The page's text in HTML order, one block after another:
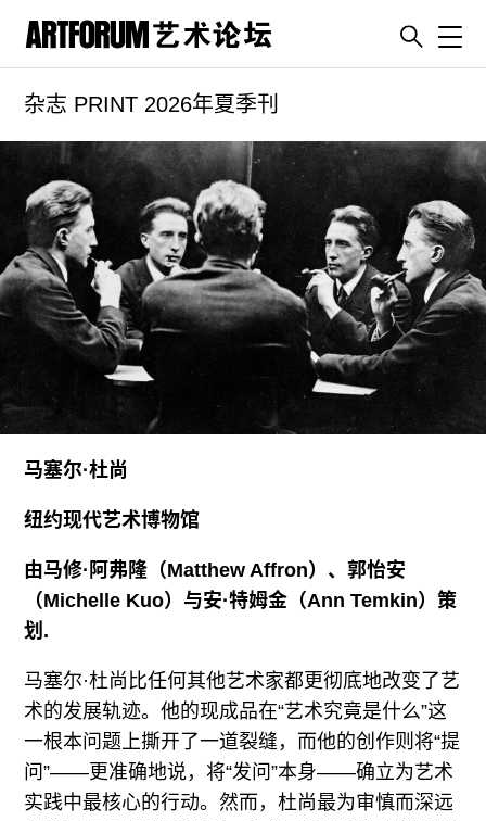
artguide
新闻
展评
杂志
专栏
视频
ENGLISH
ART & EDUCATION
广告
联系我们
杂志 PRINT 2026年夏季刊
马塞尔·杜尚
纽约现代艺术博物馆
由马修·阿弗隆（Matthew Affron）、郭怡安
（Michelle Kuo）与安·特姆金（Ann Temkin）策
划.
马塞尔·杜尚比任何其他艺术家都更彻底地改变了艺
术的发展轨迹。他的现成品在“艺术究竟是什么”这
一根本问题上撕开了一道裂缝，而他的创作则将“提
问”——更准确地说，将“发问”本身——确立为艺术
实践中最核心的行动。然而，杜尚最为审慎而深远